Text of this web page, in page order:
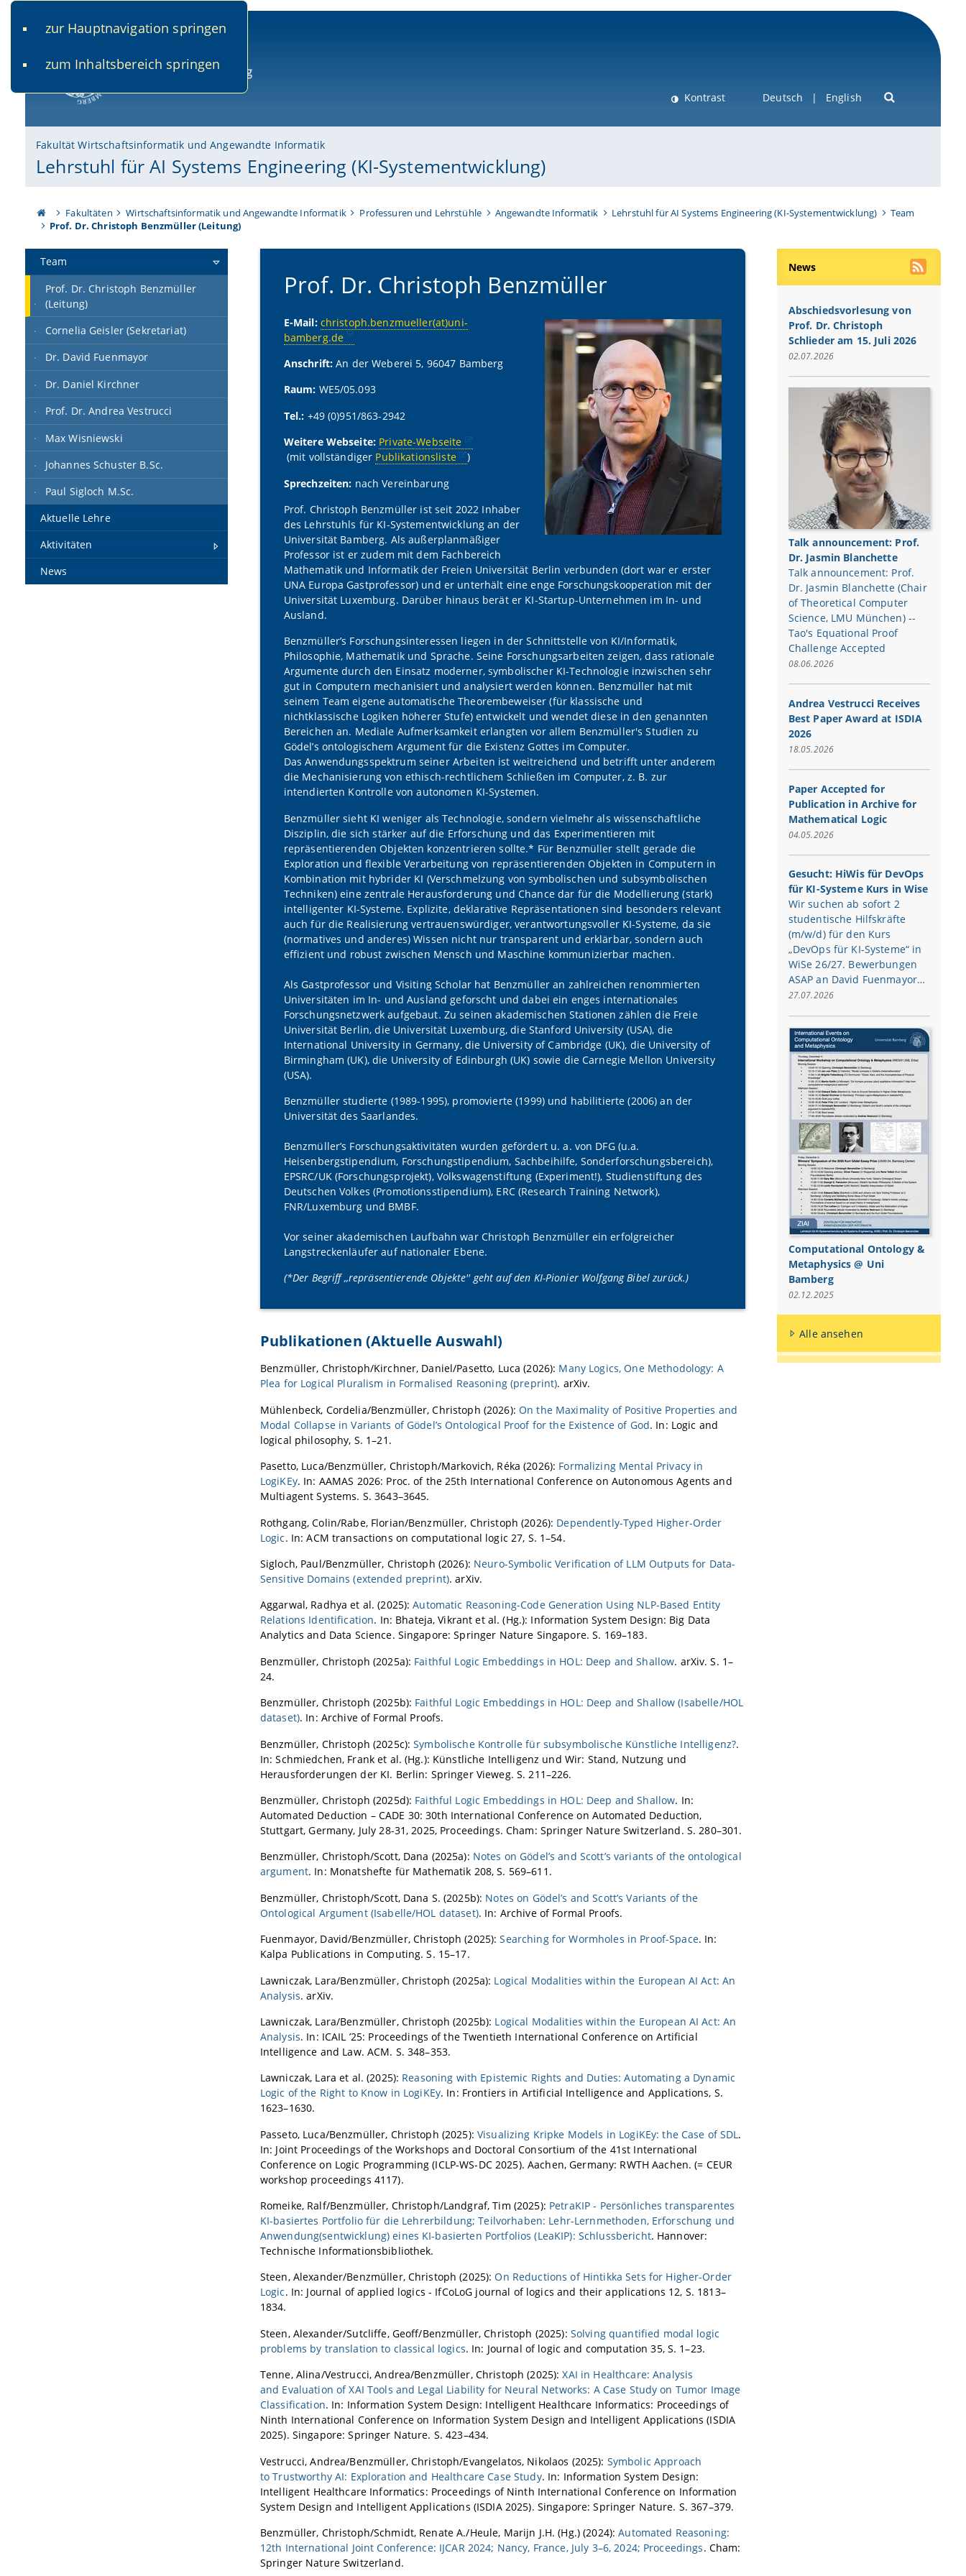
zur Hauptnavigation springen
zum Inhaltsbereich springen
Kontrast Deutsch English
Fakultät Wirtschaftsinformatik und Angewandte Informatik
Lehrstuhl für AI Systems Engineering (KI-Systementwicklung)
Fakultäten Wirtschaftsinformatik und Angewandte Informatik Professuren und Lehrstühle Angewandte Informatik Lehrstuhl für AI Systems Engineering (KI-Systementwicklung)
Team
Prof. Dr. Christoph Benzmüller (Leitung)
Team
Prof. Dr. Christoph Benzmüller
(Leitung)
Cornelia Geisler (Sekretariat)
Dr. David Fuenmayor
Dr. Daniel Kirchner
Prof. Dr. Andrea Vestrucci
Max Wisniewski
Johannes Schuster B.Sc.
Paul Sigloch M.Sc.
Aktuelle Lehre
Aktivitäten
News
Prof. Dr. Christoph Benzmüller
E-Mail: christoph.benzmueller(at)uni-
bamberg.de
Anschrift: An der Weberei 5, 96047 Bamberg
Raum: WE5/05.093
Tel.: +49 (0)951/863-2942
Weitere Webseite: Private-Webseite
(mit vollständiger Publikationsliste
)
Sprechzeiten: nach Vereinbarung
Prof. Christoph Benzmüller ist seit 2022 Inhaber
des Lehrstuhls für KI-Systementwicklung an der
Universität Bamberg. Als außerplanmäßiger
Professor ist er zudem mit dem Fachbereich
Mathematik und Informatik der Freien Universität Berlin verbunden (dort war er erster
UNA Europa Gastprofessor) und er unterhält eine enge Forschungskooperation mit der
Universität Luxemburg. Darüber hinaus berät er KI-Startup-Unternehmen im In- und
Ausland.
Benzmüller’s Forschungsinteressen liegen in der Schnittstelle von KI/Informatik,
Philosophie, Mathematik und Sprache. Seine Forschungsarbeiten zeigen, dass rationale
Argumente durch den Einsatz moderner, symbolischer KI-Technologie inzwischen sehr
gut in Computern mechanisiert und analysiert werden können. Benzmüller hat mit
seinem Team eigene automatische Theorembeweiser (für klassische und
nichtklassische Logiken höherer Stufe) entwickelt und wendet diese in den genannten
Bereichen an. Mediale Aufmerksamkeit erlangten vor allem Benzmüller's Studien zu
Gödel’s ontologischem Argument für die Existenz Gottes im Computer.
Das Anwendungsspektrum seiner Arbeiten ist weitreichend und betrifft unter anderem
die Mechanisierung von ethisch-rechtlichem Schließen im Computer, z. B. zur
intendierten Kontrolle von autonomen KI-Systemen.
Benzmüller sieht KI weniger als Technologie, sondern vielmehr als wissenschaftliche
Disziplin, die sich stärker auf die Erforschung und das Experimentieren mit
repräsentierenden Objekten konzentrieren sollte.* Für Benzmüller stellt gerade die
Exploration und flexible Verarbeitung von repräsentierenden Objekten in Computern in
Kombination mit hybrider KI (Verschmelzung von symbolischen und subsymbolischen
Techniken) eine zentrale Herausforderung und Chance dar für die Modellierung (stark)
intelligenter KI-Systeme. Explizite, deklarative Repräsentationen sind besonders relevant
auch für die Realisierung vertrauenswürdiger, verantwortungsvoller KI-Systeme, da sie
(normatives und anderes) Wissen nicht nur transparent und erklärbar, sondern auch
effizient und robust zwischen Mensch und Maschine kommunizierbar machen.
Als Gastprofessor und Visiting Scholar hat Benzmüller an zahlreichen renommierten
Universitäten im In- und Ausland geforscht und dabei ein enges internationales
Forschungsnetzwerk aufgebaut. Zu seinen akademischen Stationen zählen die Freie
Universität Berlin, die Universität Luxemburg, die Stanford University (USA), die
International University in Germany, die University of Cambridge (UK), die University of
Birmingham (UK), die University of Edinburgh (UK) sowie die Carnegie Mellon University
(USA).
Benzmüller studierte (1989-1995), promovierte (1999) und habilitierte (2006) an der
Universität des Saarlandes.
Benzmüller’s Forschungsaktivitäten wurden gefördert u. a. von DFG (u.a.
Heisenbergstipendium, Forschungstipendium, Sachbeihilfe, Sonderforschungsbereich),
EPSRC/UK (Forschungsprojekt), Volkswagenstiftung (Experiment!), Studienstiftung des
Deutschen Volkes (Promotionsstipendium), ERC (Research Training Network),
FNR/Luxemburg und BMBF.
Vor seiner akademischen Laufbahn war Christoph Benzmüller ein erfolgreicher
Langstreckenläufer auf nationaler Ebene.
(*Der Begriff ,,repräsentierende Objekte'' geht auf den KI-Pionier Wolfgang Bibel zurück.)
Publikationen (Aktuelle Auswahl)
Benzmüller, Christoph/Kirchner, Daniel/Pasetto, Luca (2026): Many Logics, One Methodology: A
Plea for Logical Pluralism in Formalised Reasoning (preprint). arXiv.
Mühlenbeck, Cordelia/Benzmüller, Christoph (2026):On the Maximality of Positive Properties and
Modal Collapse in Variants of Gödel’s Ontological Proof for the Existence of God. In: Logic and
logical philosophy, S. 1–21.
Pasetto, Luca/Benzmüller, Christoph/Markovich, Réka (2026): Formalizing Mental Privacy in
LogiKEy. In: AAMAS 2026: Proc. of the 25th International Conference on Autonomous Agents and
Multiagent Systems. S. 3643–3645.
Rothgang, Colin/Rabe, Florian/Benzmüller, Christoph (2026): Dependently-Typed Higher-Order
Logic. In: ACM transactions on computational logic 27, S. 1–54.
Sigloch, Paul/Benzmüller, Christoph (2026): Neuro-Symbolic Verification of LLM Outputs for Data-
Sensitive Domains (extended preprint). arXiv.
Aggarwal, Radhya et al. (2025):Automatic Reasoning-Code Generation Using NLP-Based Entity
Relations Identification. In: Bhateja, Vikrant et al. (Hg.): Information System Design: Big Data
Analytics and Data Science. Singapore: Springer Nature Singapore. S. 169–183.
Benzmüller, Christoph (2025a): Faithful Logic Embeddings in HOL: Deep and Shallow. arXiv. S. 1–
24.
Benzmüller, Christoph (2025b): Faithful Logic Embeddings in HOL: Deep and Shallow (Isabelle/HOL
dataset). In: Archive of Formal Proofs.
Benzmüller, Christoph (2025c):Symbolische Kontrolle für subsymbolische Künstliche Intelligenz?.
In: Schmiedchen, Frank et al. (Hg.): Künstliche Intelligenz und Wir: Stand, Nutzung und
Herausforderungen der KI. Berlin: Springer Vieweg. S. 211–226.
Benzmüller, Christoph (2025d): Faithful Logic Embeddings in HOL: Deep and Shallow. In:
Automated Deduction – CADE 30: 30th International Conference on Automated Deduction,
Stuttgart, Germany, July 28-31, 2025, Proceedings. Cham: Springer Nature Switzerland. S. 280–301.
Benzmüller, Christoph/Scott, Dana (2025a): Notes on Gödel’s and Scott’s variants of the ontological
argument. In: Monatshefte für Mathematik 208, S. 569–611.
Benzmüller, Christoph/Scott, Dana S. (2025b): Notes on Gödel’s and Scott’s Variants of the
Ontological Argument (Isabelle/HOL dataset). In: Archive of Formal Proofs.
Fuenmayor, David/Benzmüller, Christoph (2025):Searching for Wormholes in Proof-Space. In:
Kalpa Publications in Computing. S. 15–17.
Lawniczak, Lara/Benzmüller, Christoph (2025a): Logical Modalities within the European AI Act: An
Analysis. arXiv.
Lawniczak, Lara/Benzmüller, Christoph (2025b): Logical Modalities within the European AI Act: An
Analysis. In: ICAIL ’25: Proceedings of the Twentieth International Conference on Artificial
Intelligence and Law. ACM. S. 348–353.
Lawniczak, Lara et al. (2025): Reasoning with Epistemic Rights and Duties: Automating a Dynamic
Logic of the Right to Know in LogiKEy. In: Frontiers in Artificial Intelligence and Applications, S.
1623–1630.
Passeto, Luca/Benzmüller, Christoph (2025):Visualizing Kripke Models in LogiKEy: the Case of SDL .
In: Joint Proceedings of the Workshops and Doctoral Consortium of the 41st International
Conference on Logic Programming (ICLP-WS-DC 2025). Aachen, Germany: RWTH Aachen. (= CEUR
workshop proceedings 4117).
Romeike, Ralf/Benzmüller, Christoph/Landgraf, Tim (2025): PetraKIP - Persönliches transparentes
KI-basiertes Portfolio für die Lehrerbildung; Teilvorhaben: Lehr-Lernmethoden, Erforschung und
Anwendung(sentwicklung) eines KI-basierten Portfolios (LeaKIP): Schlussbericht. Hannover:
Technische Informationsbibliothek.
Steen, Alexander/Benzmüller, Christoph (2025):On Reductions of Hintikka Sets for Higher-Order
Logic. In: Journal of applied logics - IfCoLoG journal of logics and their applications 12, S. 1813–
1834.
Steen, Alexander/Sutcliffe, Geoff/Benzmüller, Christoph (2025): Solving quantified modal logic
problems by translation to classical logics. In: Journal of logic and computation 35, S. 1–23.
Tenne, Alina/Vestrucci, Andrea/Benzmüller, Christoph (2025):XAI in Healthcare: Analysis
and Evaluation of XAI Tools and Legal Liability for Neural Networks: A Case Study on Tumor Image
Classification. In: Information System Design: Intelligent Healthcare Informatics: Proceedings of
Ninth International Conference on Information System Design and Intelligent Applications (ISDIA
2025). Singapore: Springer Nature. S. 423–434.
Vestrucci, Andrea/Benzmüller, Christoph/Evangelatos, Nikolaos (2025): Symbolic Approach
to Trustworthy AI: Exploration and Healthcare Case Study. In: Information System Design:
Intelligent Healthcare Informatics: Proceedings of Ninth International Conference on Information
System Design and Intelligent Applications (ISDIA 2025). Singapore: Springer Nature. S. 367–379.
Benzmüller, Christoph/Schmidt, Renate A./Heule, Marijn J.H. (Hg.) (2024):Automated Reasoning:
12th International Joint Conference: IJCAR 2024; Nancy, France, July 3–6, 2024; Proceedings. Cham:
Springer Nature Switzerland.
News
Abschiedsvorlesung von
Prof. Dr. Christoph
Schlieder am 15. Juli 2026
02.07.2026
Talk announcement: Prof.
Dr. Jasmin Blanchette
Talk announcement: Prof.
Dr. Jasmin Blanchette (Chair
of Theoretical Computer
Science, LMU München) --
Tao's Equational Proof
Challenge Accepted
08.06.2026
Andrea Vestrucci Receives
Best Paper Award at ISDIA
2026
18.05.2026
Paper Accepted for
Publication in Archive for
Mathematical Logic
04.05.2026
Gesucht: HiWis für DevOps
für KI-Systeme Kurs in Wise
Wir suchen ab sofort 2
studentische Hilfskräfte
(m/w/d) für den Kurs
„DevOps für KI-Systeme“ in
WiSe 26/27. Bewerbungen
ASAP an David Fuenmayor…
27.07.2026
Computational Ontology &
Metaphysics @ Uni
Bamberg
02.12.2025
Alle ansehen